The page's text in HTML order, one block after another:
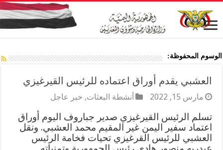
الوسوم المحفوظة:
العشبي يقدم أوراق اعتماده للرئيس القيرغيزي
مارس 15, 2022 أنشطة البعثات, خبر عاجل
تسلم الرئيس القيرغيزي صدير جباروف اليوم أوراق
اعتماد سفير اليمن غير المقيم محمد العشبي. ونقل
العشبي للرئيس القرغيزي تحيات فخامة الرئيس